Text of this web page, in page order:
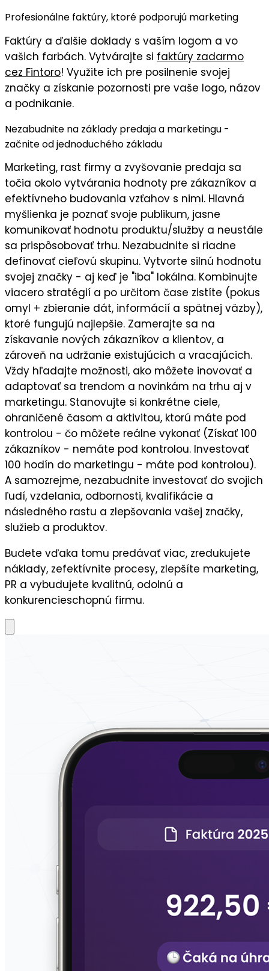
Profesionálne faktúry, ktoré podporujú marketing
Faktúry a ďalšie doklady s vaším logom a vo
vašich farbách. Vytvárajte si faktúry zadarmo
cez Fintoro! Využite ich pre posilnenie svojej
značky a získanie pozornosti pre vaše logo, názov
a podnikanie.
Nezabudnite na základy predaja a marketingu -
začnite od jednoduchého základu
Marketing, rast firmy a zvyšovanie predaja sa
točia okolo vytvárania hodnoty pre zákazníkov a
efektívneho budovania vzťahov s nimi. Hlavná
myšlienka je poznať svoje publikum, jasne
komunikovať hodnotu produktu/služby a neustále
sa prispôsobovať trhu. Nezabudnite si riadne
definovať cieľovú skupinu. Vytvorte silnú hodnotu
svojej značky - aj keď je "iba" lokálna. Kombinujte
viacero stratégií a po určitom čase zistíte (pokus
omyl + zbieranie dát, informácií a spätnej väzby),
ktoré fungujú najlepšie. Zamerajte sa na
získavanie nových zákazníkov a klientov, a
zároveň na udržanie existujúcich a vracajúcich.
Vždy hľadajte možnosti, ako môžete inovovať a
adaptovať sa trendom a novinkám na trhu aj v
marketingu. Stanovujte si konkrétne ciele,
ohraničené časom a aktivitou, ktorú máte pod
kontrolou - čo môžete reálne vykonať (Získať 100
zákazníkov - nemáte pod kontrolou. Investovať
100 hodín do marketingu - máte pod kontrolou).
A samozrejme, nezabudnite investovať do svojich
ľudí, vzdelania, odbornosti, kvalifikácie a
následného rastu a zlepšovania vašej značky,
služieb a produktov.
Budete vďaka tomu predávať viac, zredukujete
náklady, zefektívnite procesy, zlepšíte marketing,
PR a vybudujete kvalitnú, odolnú a
konkurencieschopnú firmu.